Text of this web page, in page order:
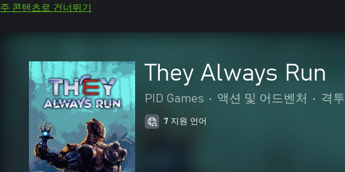
주 콘텐츠로 건너뛰기
They Always Run
PID Games • 액션 및 어드벤처 • 격투
7 지원 언어